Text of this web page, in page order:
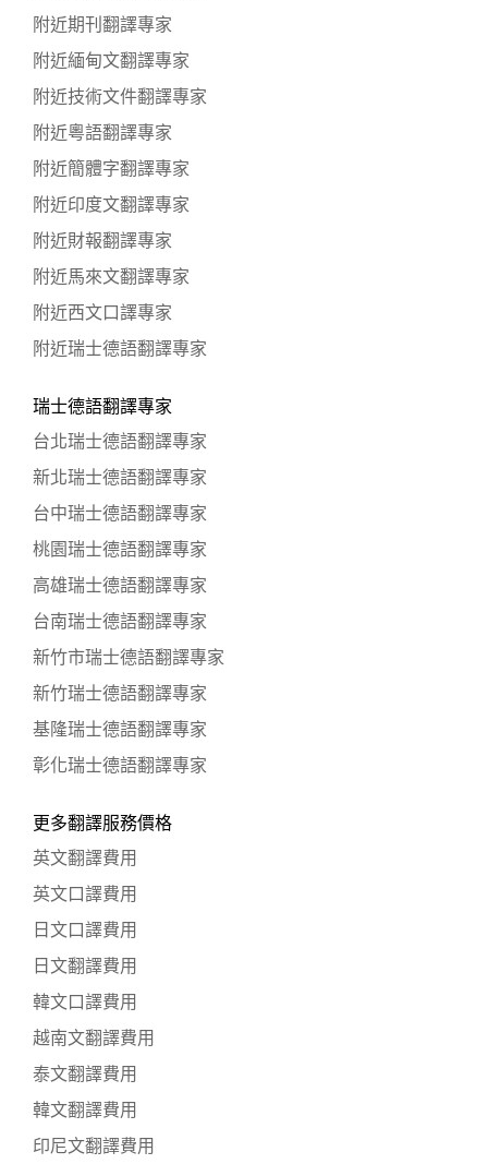
附近期刊翻譯專家
附近緬甸文翻譯專家
附近技術文件翻譯專家
附近粵語翻譯專家
附近簡體字翻譯專家
附近印度文翻譯專家
附近財報翻譯專家
附近馬來文翻譯專家
附近西文口譯專家
附近瑞士德語翻譯專家
瑞士德語翻譯專家
台北瑞士德語翻譯專家
新北瑞士德語翻譯專家
台中瑞士德語翻譯專家
桃園瑞士德語翻譯專家
高雄瑞士德語翻譯專家
台南瑞士德語翻譯專家
新竹市瑞士德語翻譯專家
新竹瑞士德語翻譯專家
基隆瑞士德語翻譯專家
彰化瑞士德語翻譯專家
更多翻譯服務價格
英文翻譯費用
英文口譯費用
日文口譯費用
日文翻譯費用
韓文口譯費用
越南文翻譯費用
泰文翻譯費用
韓文翻譯費用
印尼文翻譯費用